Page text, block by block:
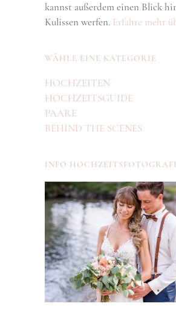
kannst außerdem einen Blick
Kulissen werfen. Erfahre mehr
WÄHLE EINE KATEGORIE
HOCHZEITEN
HOCHZEITSGUIDE
PAARE
BEHIND THE SCENES
INFO